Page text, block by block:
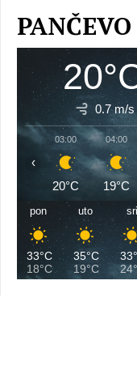
0.7 m/s
03:00
20°C
04:00
19°C
‹
pon
33°C
18°C
uto
35°C
19°C
sri